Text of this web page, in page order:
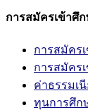
การสมัครเข้าศึ
การสมัคร
การสมัคร
ค่าธรรมเ
ทุนการศึก